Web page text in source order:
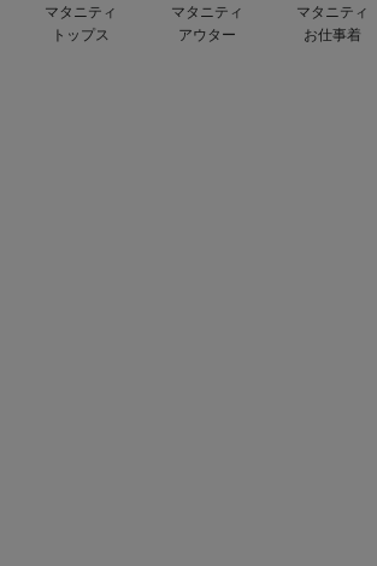
買って正解！高評価レビューアイテム
マタニティ
トップス
マタニティ
アウター
マタニティ
お仕事着